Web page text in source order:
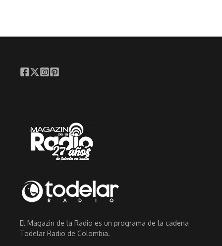
El Magazin de la Radio es un programa de la cadena
Todelar Radio de Colombia.